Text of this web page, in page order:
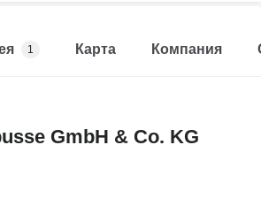
1 Карта Компания
GmbH & Co. KG